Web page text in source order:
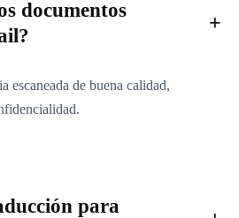
documentos
escaneada de buena calidad,
para